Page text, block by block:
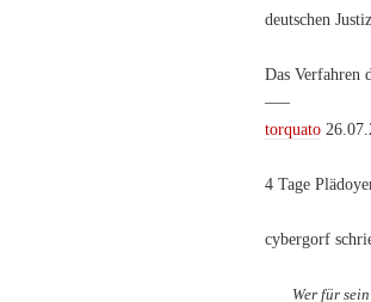
deutschen
Das Verfahren
—–
torquato
4 Tage
cybergorf
Wer für